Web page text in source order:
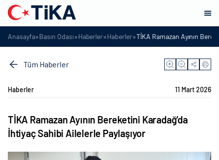
Anasayfa»Basın Odası»Haberler»Haberler»TİKA Ramazan Ayının
Tüm Haberler
Haberler 11 Mart 2026
TİKA Ramazan Ayının Bereketini Karadağ’da
İhtiyaç Sahibi Ailelerle Paylaşıyor